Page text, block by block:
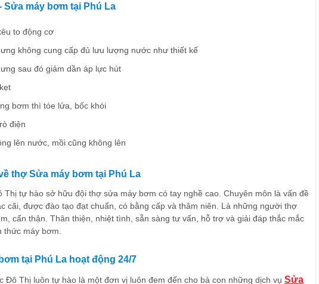
Sửa máy bơm tại Phú La
to động cơ
không cung cấp đủ lưu lượng nước như thiết kế
sau đó giảm dần áp lực hút
bơm thì tóe lửa, bốc khói
điện
lên nước, mồi cũng không lên
thợ Sửa máy bơm tại Phú La
tự hào sở hữu đội thợ sửa máy bơm có tay nghề cao. Chuyên môn là vấn đề
cãi, được đào tạo đạt chuẩn, có bằng cấp và thâm niên. Là những người thợ
cẩn thận. Thân thiện, nhiệt tình, sẵn sàng tư vấn, hỗ trợ và giải đáp thắc mắc
thức máy bơm.
tại Phú La hoạt động 24/7
Thị luôn tự hào là một đơn vị luôn đem đến cho bà con những dịch vụ Sửa